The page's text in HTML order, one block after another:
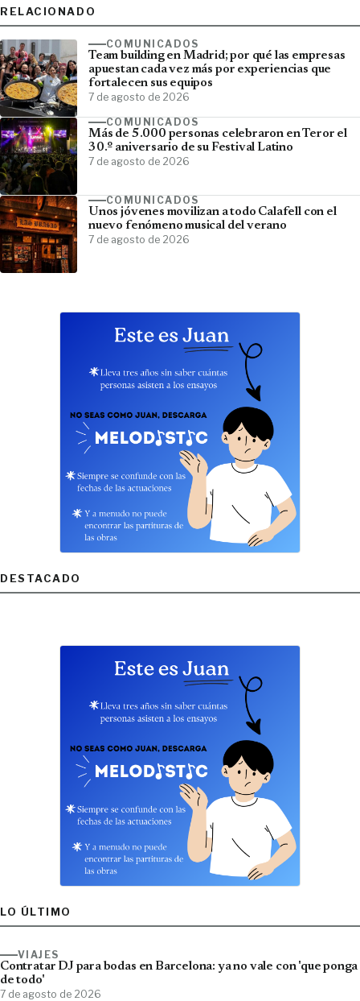
RELACIONADO
COMUNICADOS
Team building en Madrid; por qué las empresas
apuestan cada vez más por experiencias que
fortalecen sus equipos
7 de agosto de 2026
COMUNICADOS
Más de 5.000 personas celebraron en Teror el
30.º aniversario de su Festival Latino
7 de agosto de 2026
COMUNICADOS
Unos jóvenes movilizan a todo Calafell con el
nuevo fenómeno musical del verano
7 de agosto de 2026
DESTACADO
LO ÚLTIMO
VIAJES
Contratar DJ para bodas en Barcelona: ya no vale con 'que ponga
de todo'
7 de agosto de 2026